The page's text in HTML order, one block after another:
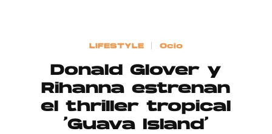
Contacto
Aviso Legal
LIFESTYLE Ocio
Donald Glover y
Rihanna estrenan
el thriller tropical
‘Guava Island’